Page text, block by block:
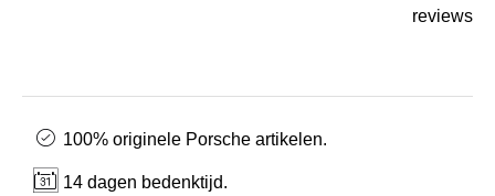
reviews
100% originele Porsche artikelen.
14 dagen bedenktijd.